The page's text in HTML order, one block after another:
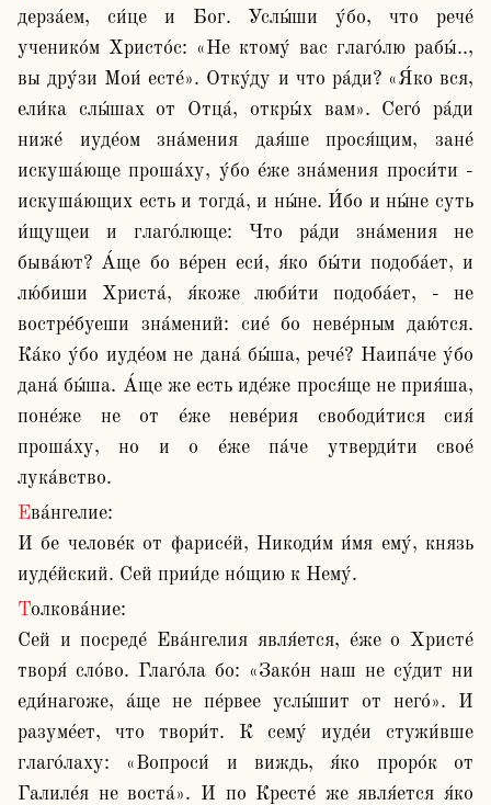
дерза́ем, си́це и Бог. Услы́ши у́бо, что рече́
ученико́м Христо́с: «Не ктому́ вас глаго́лю рабы́..,
вы дру́зи Мои́ есте́». Отку́ду и что ра́ди? «Я́ко вся,
ели́ка слы́шах от Отца́, откры́х вам». Сего́ ра́ди
ниже́ иуде́ом зна́мения дая́ше прося́щим, зане́
искуша́юще проша́ху, у́бо е́же зна́мения проси́ти -
искуша́ющих есть и тогда́, и ны́не. И́бо и ны́не суть
и́щущеи и глаго́люще: Что ра́ди зна́мения не
быва́ют? А́ще бо ве́рен еси́, я́ко бы́ти подоба́ет, и
лю́биши Христа́, я́коже люби́ти подоба́ет, - не
востре́буеши зна́мений: сие́ бо неве́рным даю́тся.
Ка́ко у́бо иуде́ом не дана́ бы́ша, рече́? Наипа́че у́бо
дана́ бы́ша. А́ще же есть иде́же прося́ще не прия́ша,
поне́же не от е́же неве́рия свободи́тися сия́
проша́ху, но и о е́же па́че утверди́ти свое́
лука́вство.
Ева́нгелие:
И бе челове́к от фарисе́й, Никоди́м и́мя ему́, князь
иуде́йский. Сей прии́де но́щию к Нему́.
Толкова́ние:
Сей и посреде́ Ева́нгелия явля́ется, е́же о Христе́
творя́ сло́во. Глаго́ла бо: «Зако́н наш не су́дит ни
еди́нагоже, а́ще не пе́рвее услы́шит от него́». И
разуме́ет, что твори́т. К сему́ иуде́и стужи́вше
глаго́лаху: «Вопроси́ и виждь, я́ко проро́к от
Галиле́я не воста́». И по Кресте́ же явля́ется я́ко